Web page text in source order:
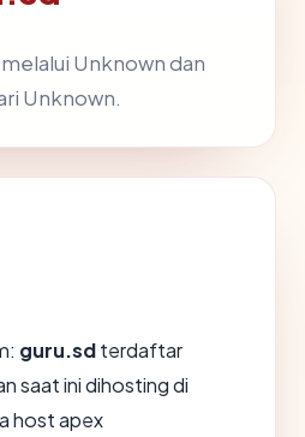
Unknown dan
Unknown.
guru.sdterdaftar
saat ini dihosting di
host apex